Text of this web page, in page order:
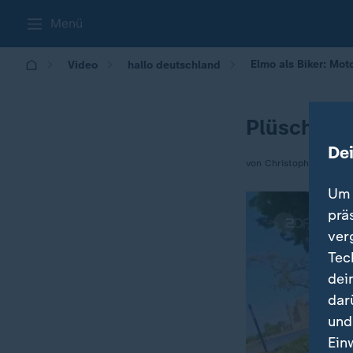
Menü
Video hallo deutschland Elmo als Biker:
Plüsch
von Christoph Gocke /